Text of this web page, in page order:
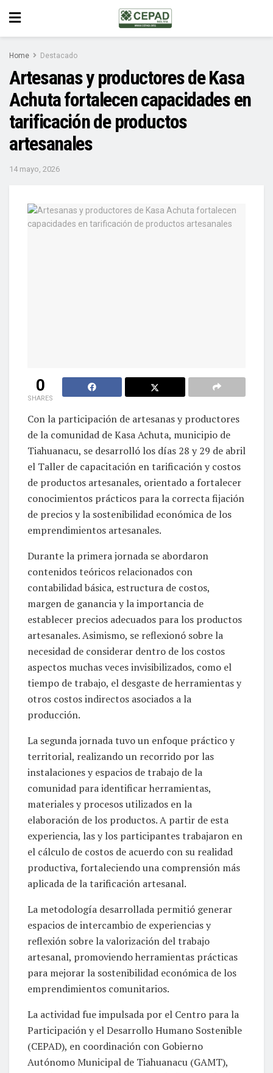
Home Destacado
Artesanas y productores de Kasa
Achuta fortalecen capacidades en
tarificación de productos
artesanales
14 mayo, 2026
0
SHARES
Con la participación de artesanas y productores
de la comunidad de Kasa Achuta, municipio de
Tiahuanacu, se desarrolló los días 28 y 29 de abril
el Taller de capacitación en tarificación y costos
de productos artesanales, orientado a fortalecer
conocimientos prácticos para la correcta fijación
de precios y la sostenibilidad económica de los
emprendimientos artesanales.
Durante la primera jornada se abordaron
contenidos teóricos relacionados con
contabilidad básica, estructura de costos,
margen de ganancia y la importancia de
establecer precios adecuados para los productos
artesanales. Asimismo, se reflexionó sobre la
necesidad de considerar dentro de los costos
aspectos muchas veces invisibilizados, como el
tiempo de trabajo, el desgaste de herramientas y
otros costos indirectos asociados a la
producción.
La segunda jornada tuvo un enfoque práctico y
territorial, realizando un recorrido por las
instalaciones y espacios de trabajo de la
comunidad para identificar herramientas,
materiales y procesos utilizados en la
elaboración de los productos. A partir de esta
experiencia, las y los participantes trabajaron en
el cálculo de costos de acuerdo con su realidad
productiva, fortaleciendo una comprensión más
aplicada de la tarificación artesanal.
La metodología desarrollada permitió generar
espacios de intercambio de experiencias y
reflexión sobre la valorización del trabajo
artesanal, promoviendo herramientas prácticas
para mejorar la sostenibilidad económica de los
emprendimientos comunitarios.
La actividad fue impulsada por el Centro para la
Participación y el Desarrollo Humano Sostenible
(CEPAD), en coordinación con Gobierno
Autónomo Municipal de Tiahuanacu (GAMT),